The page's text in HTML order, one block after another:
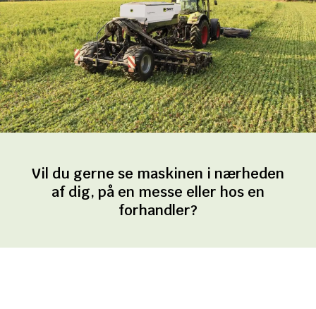
Vil du gerne se maskinen i nærheden
af dig, på en messe eller hos en
forhandler?